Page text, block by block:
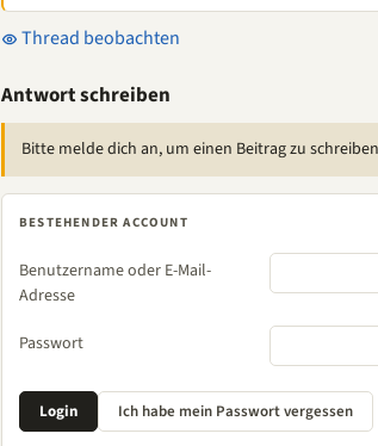
Thread beobachten
Antwort schreiben
Bitte melde dich an, um einen Beitrag zu
BESTEHENDER ACCOUNT
Benutzername oder E-Mail-
Adresse
Passwort